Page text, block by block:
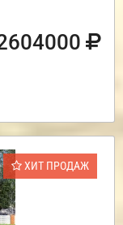
ХИТ ПРОДАЖ